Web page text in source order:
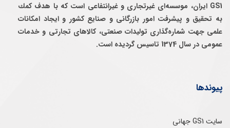
GS1 ایران، موسسه‌ای غيرتجاری و غيرانتفاعی است كه با هدف كمك
به تحقيق و پيشرفت امور بازرگانی و صنايع كشور و ايجاد امكانات
علمی جهت شماره‌گذاری توليدات صنعتی، كالاهای تجارتی و خدمات
عمومی در سال 1374 تاسيس گرديده است.
پیوندها
سایت GS1 جهانی